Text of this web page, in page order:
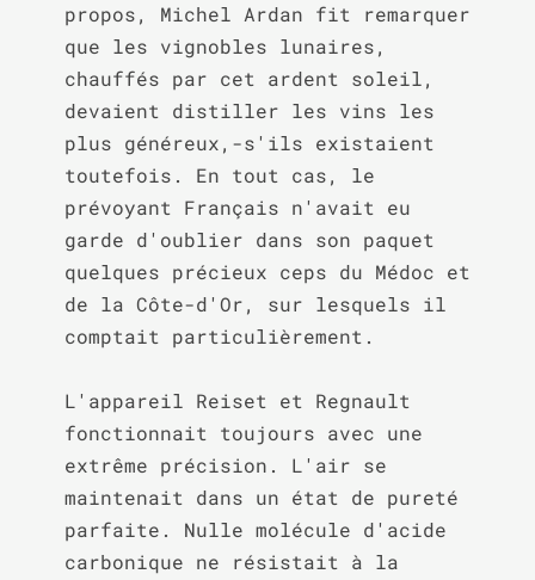
propos, Michel Ardan fit remarquer
que les vignobles lunaires,
chauffés par cet ardent soleil,
devaient distiller les vins les
plus généreux,-s'ils existaient
toutefois. En tout cas, le
prévoyant Français n'avait eu
garde d'oublier dans son paquet
quelques précieux ceps du Médoc et
de la Côte-d'Or, sur lesquels il
comptait particulièrement.
L'appareil Reiset et Regnault
fonctionnait toujours avec une
extrême précision. L'air se
maintenait dans un état de pureté
parfaite. Nulle molécule d'acide
carbonique ne résistait à la